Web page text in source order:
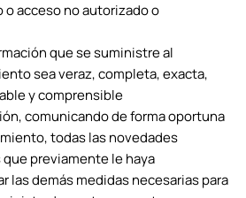
acceso no autorizado o
que se suministre al
sea veraz, completa, exacta,
y comprensible
comunicando de forma oportuna
todas las novedades
previamente le haya
las demás medidas necesarias para